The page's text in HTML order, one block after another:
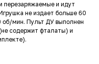
перезаряжаемые и идут
не издает больше 60
мин. Пульт ДУ выполнен
содержит фталаты) и